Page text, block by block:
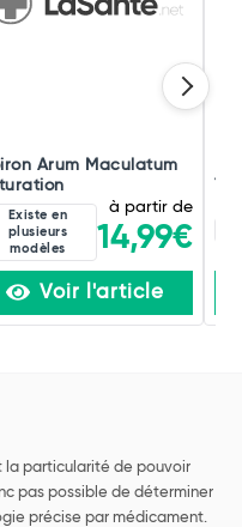
Arum Maculatum
Existe en
plusieurs
modèles
à partir de
14,99€
Voir l'article
la particularité de pouvoir
pas possible de déterminer
précise par médicament.